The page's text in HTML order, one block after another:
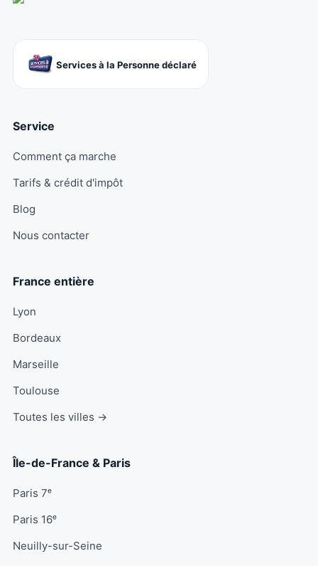
Services à la Personne déclaré
Service
Comment ça marche
Tarifs & crédit d'impôt
Blog
Nous contacter
France entière
Lyon
Bordeaux
Marseille
Toulouse
Toutes les villes →
Île-de-France & Paris
Paris 7ᵉ
Paris 16ᵉ
Neuilly-sur-Seine